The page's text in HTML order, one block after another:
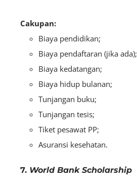
Cakupan:
Biaya pendidikan;
Biaya pendaftaran (jika ada);
Biaya kedatangan;
Biaya hidup bulanan;
Tunjangan buku;
Tunjangan tesis;
Tiket pesawat PP;
Asuransi kesehatan.
7. World Bank Scholarship